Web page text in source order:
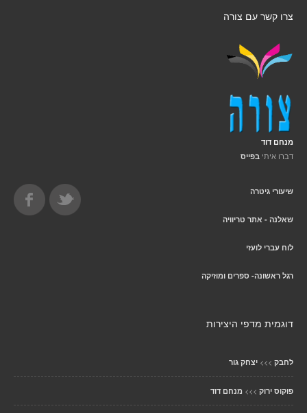
צרו קשר עם צורה
מנחם דוד
דברו איתי בפייס
שיעורי גיטרה
שאלנה - אתר טריוויה
לוח עברי לועזי
רגל ראשונה- ספרים ומוזיקה
דוגמית מדפי היצירות
לחבק >>> יצחק גור
פוקוס ירוק >>> מנחם דוד